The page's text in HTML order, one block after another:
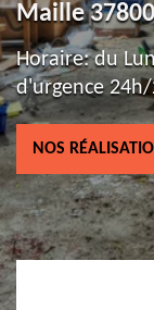
Maille 37800
Horaire: du
d'urgence
NOS